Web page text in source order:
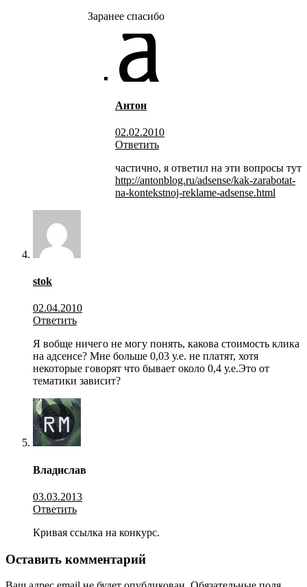
Заранее спасибо
Антон
02.02.2010
Ответить
частично, я ответил на эти вопросы тут
http://antonblog.ru/adsense/kak-zarabotat-
na-kontekstnoj-reklame-adsense.html
stok
02.04.2010
Ответить
Я вобще ничего не могу понять, какова стоимость клика
на адсенсе? Мне больше 0,03 у.е. не платят, хотя
некоторые говорят что бывает около 0,4 у.е.Это от
тематики зависит?
Владислав
03.03.2013
Ответить
Кривая ссылка на конкурс.
Оставить комментарий